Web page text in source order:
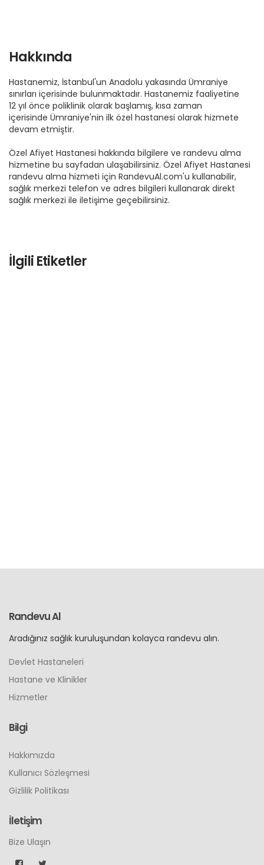
Hakkında
Hastanemiz, İstanbul'un Anadolu yakasında Ümraniye
sınırları içerisinde bulunmaktadır. Hastanemiz faaliyetine
12 yıl önce poliklinik olarak başlamış, kısa zaman
içerisinde Ümraniye'nin ilk özel hastanesi olarak hizmete
devam etmiştir.
Özel Afiyet Hastanesi hakkında bilgilere ve randevu alma
hizmetine bu sayfadan ulaşabilirsiniz. Özel Afiyet Hastanesi
randevu alma hizmeti için RandevuAl.com'u kullanabilir,
sağlık merkezi telefon ve adres bilgileri kullanarak direkt
sağlık merkezi ile iletişime geçebilirsiniz.
İlgili Etiketler
Randevu Al
Aradığınız sağlık kuruluşundan kolayca randevu alın.
Devlet Hastaneleri
Hastane ve Klinikler
Hizmetler
Bilgi
Hakkımızda
Kullanıcı Sözleşmesi
Gizlilik Politikası
İletişim
Bize Ulaşın